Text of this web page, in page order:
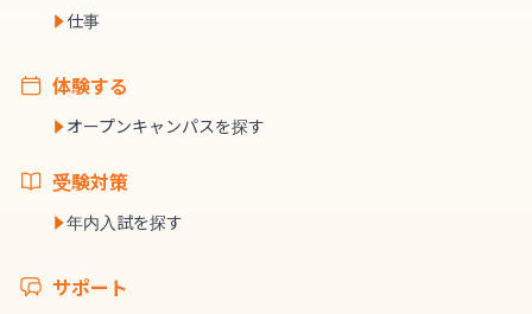
仕事
体験する
オープンキャンパスを探す
受験対策
年内入試を探す
サポート